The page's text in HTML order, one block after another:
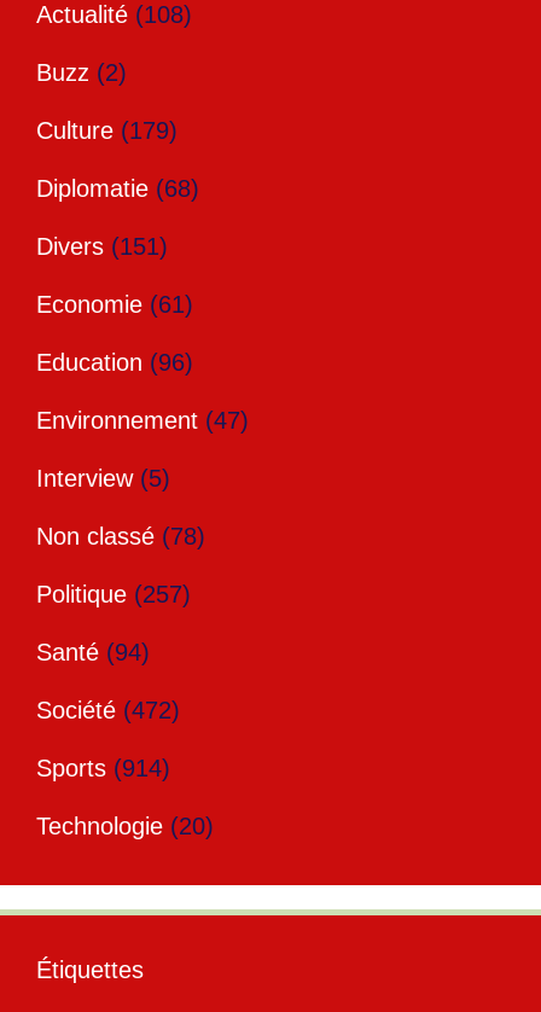
Actualité (108)
Buzz (2)
Culture (179)
Diplomatie (68)
Divers (151)
Economie (61)
Education (96)
Environnement (47)
Interview(5)
Non classé (78)
Politique (257)
Santé (94)
Société (472)
Sports (914)
Technologie (20)
Étiquettes